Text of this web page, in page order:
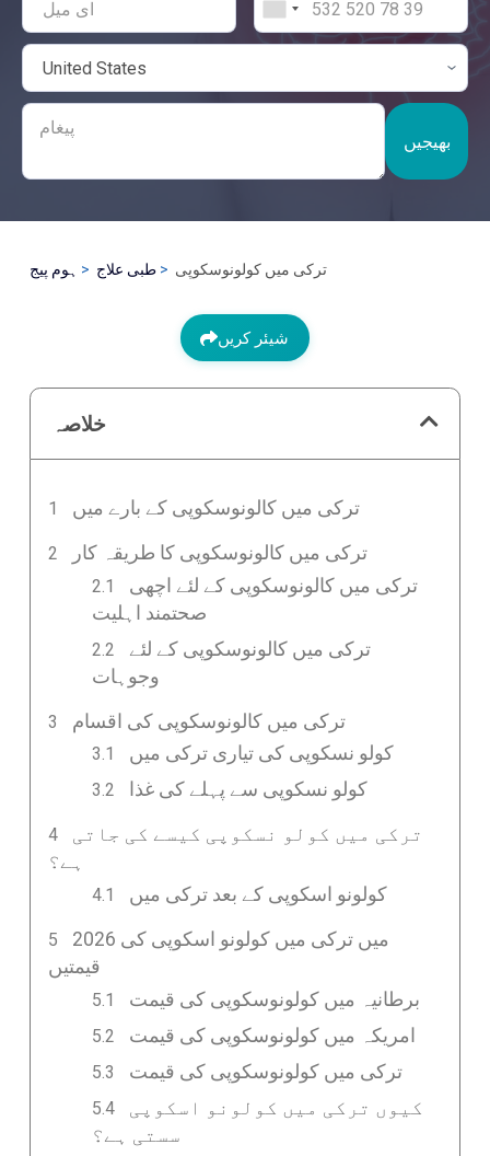
بھیجیں
ہوم پیج طبی علاج ترکی میں کولونوسکوپی
شیئر کریں
خلاصہ
ترکی میں کالونوسکوپی کے بارے میں
ترکی میں کالونوسکوپی کا طریقہ کار
ترکی میں کالونوسکوپی کے لئے اچھی
صحتمند اہلیت
ترکی میں کالونوسکوپی کے لئے
وجوہات
ترکی میں کالونوسکوپی کی اقسام
کولو نسکوپی کی تیاری ترکی میں
کولو نسکوپی سے پہلے کی غذا
ترکی میں کولو نسکوپی کیسے کی جاتی
ہے؟
کولونو اسکوپی کے بعد ترکی میں
2026 میں ترکی میں کولونو اسکوپی کی
قیمتیں
برطانیہ میں کولونوسکوپی کی قیمت
امریکہ میں کولونوسکوپی کی قیمت
ترکی میں کولونوسکوپی کی قیمت
کیوں ترکی میں کولونو اسکوپی
سستی ہے؟